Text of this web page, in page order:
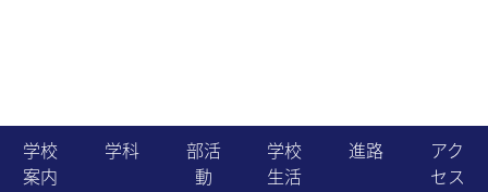
学校
案内
学科
部活
動
学校
生活
進路
アク
セス